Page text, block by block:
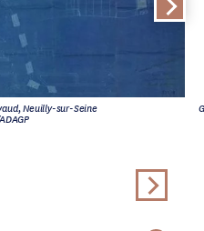
Neuilly-sur-Seine